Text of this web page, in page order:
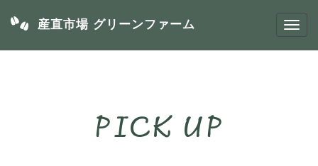
産直市場 グリーンファーム
PICK UP